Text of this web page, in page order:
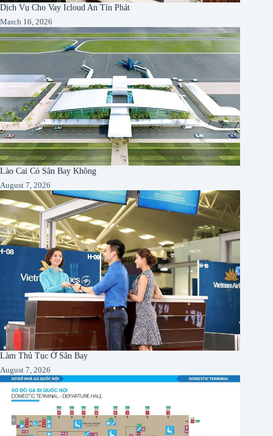
Dịch Vụ Cho Vay Icloud An Tín Phát
March 16, 2026
Lào Cai Có Sân Bay Không
August 7, 2026
Làm Thủ Tục Ở Sân Bay
August 7, 2026